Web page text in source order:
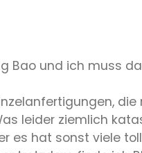
Bao und ich muss
leider ziemlich
es hat sonst viele